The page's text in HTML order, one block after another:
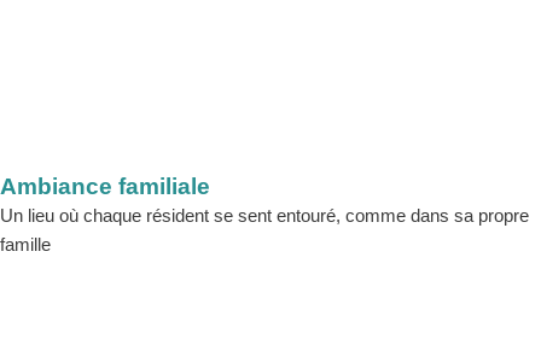
Ambiance familiale
Un lieu où chaque résident se sent entouré, comme dans sa propre
famille